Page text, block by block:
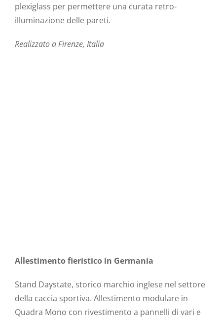
plexiglass per permettere una curata retro-
illuminazione delle pareti.
Realizzato a Firenze, Italia
Allestimento fieristico in Germania
Stand Daystate, storico marchio inglese nel settore
della caccia sportiva. Allestimento modulare in
Quadra Mono con rivestimento a pannelli di vari e